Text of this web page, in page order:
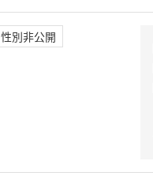
性別非公開